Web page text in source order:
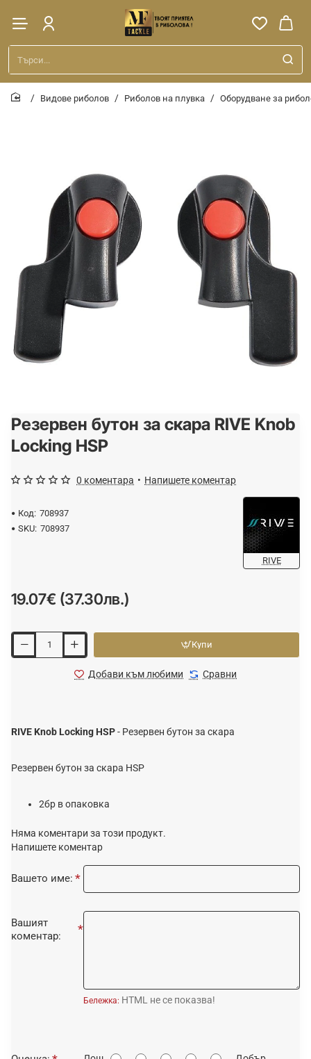
Търси...
Видове риболов Риболов на плувка Оборудване за
Резервен бутон за скара RIVE Knob
Locking HSP
Код: 708937
SKU: 708937
RIVE
0 коментара • Напишете коментар
19.07€ (37.30лв.)
Купи
Добави към любими Сравни
RIVE Knob Locking HSP- Резервен бутон за скара
Резервен бутон за скара HSP
2бр в опаковка
Няма коментари за този продукт.
Напишете коментар
Вашето име:
Вашият
коментар:
Бележка: HTML не се показва!
О